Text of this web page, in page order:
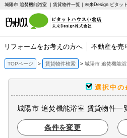
城陽市 追焚機能浴室 ｜賃貸物件一覧｜未来Design ピタッ
リフォームをお考えの方へ 不動産を売
TOPページ 賃貸物件検索 城陽市 追焚機能
選択中の
城陽市 追焚機能浴室 賃貸物件一
条件を変更